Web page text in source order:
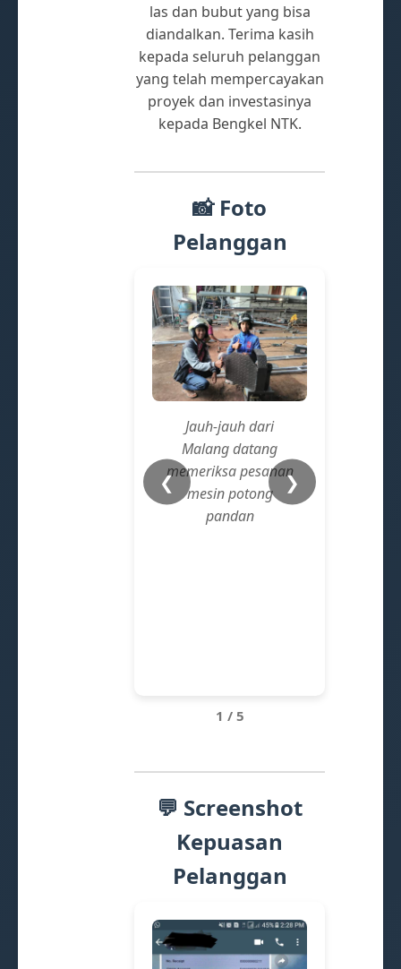
las dan bubut yang bisa
diandalkan. Terima kasih
kepada seluruh pelanggan
yang telah mempercayakan
proyek dan investasinya
kepada Bengkel NTK.
📸 Foto
Pelanggan
Jauh-jauh dari
Malang datang
memeriksa pesanan
mesin potong
pandan
❮ ❯
1 / 5
💬 Screenshot
Kepuasan
Pelanggan